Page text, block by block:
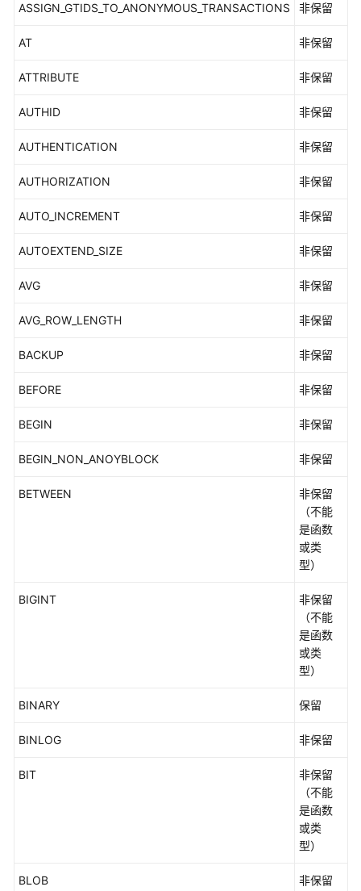
南
中
M-
开
（分
式
10.x）
M-
开
指
8.x）
指
（集
ASSIGN_GTIDS_TO_ANONYMOUS_TRANSACTIONS 非保留
AT 非保留
ATTRIBUTE 非保留
AUTHID 非保留
AUTHENTICATION 非保留
AUTHORIZATION 非保留
AUTO_INCREMENT 非保留
AUTOEXTEND_SIZE 非保留
AVG 非保留
AVG_ROW_LENGTH 非保留
BACKUP 非保留
BEFORE 非保留
BEGIN 非保留
BEGIN_NON_ANOYBLOCK 非保留
BETWEEN
非保留
（不能
是函数
或类
型）
BIGINT
非保留
（不能
是函数
或类
型）
BINARY 保留
BINLOG 非保留
BIT
非保留
（不能
是函数
或类
型）
BLOB 非保留